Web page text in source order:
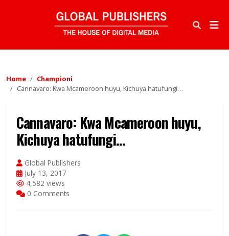
Home
Championi
Cannavaro: Kwa Mcameroon huyu, Kichuya hatufungi…
Cannavaro: Kwa Mcameroon huyu,
Kichuya hatufungi…
Global Publishers
July 13, 2017
4,582 views
0 Comments